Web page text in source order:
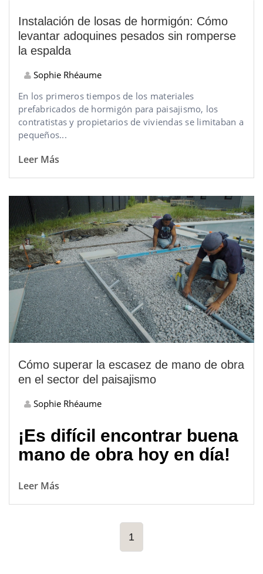
Instalación de losas de hormigón: Cómo
levantar adoquines pesados sin romperse
la espalda
Sophie Rhéaume
En los primeros tiempos de los materiales
prefabricados de hormigón para paisajismo, los
contratistas y propietarios de viviendas se limitaban a
pequeños...
Leer Más
Cómo superar la escasez de mano de obra
en el sector del paisajismo
Sophie Rhéaume
¡Es difícil encontrar buena
mano de obra hoy en día!
Leer Más
1